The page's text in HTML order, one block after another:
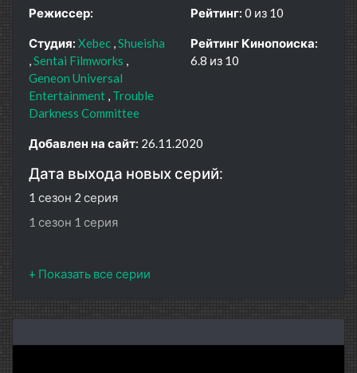
Режиссер:
Студия: Xebec Shueisha
Sentai Filmworks
Geneon Universal
Entertainment Trouble
Darkness Committee
Рейтинг: 0 из 10
Рейтинг Кинопоиска:
6.8 из 10
Добавлен на сайт: 26.11.2020
Дата выхода новых серий:
1 сезон 2 серия
1 сезон 1 серия